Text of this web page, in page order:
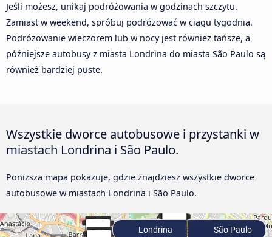
Jeśli możesz, unikaj podróżowania w godzinach szczytu.
Zamiast w weekend, spróbuj podróżować w ciągu tygodnia.
Podróżowanie wieczorem lub w nocy jest również tańsze, a
późniejsze autobusy z miasta Londrina do miasta São Paulo są
również bardziej puste.
Wszystkie dworce autobusowe i przystanki w
miastach Londrina i São Paulo.
Poniższa mapa pokazuje, gdzie znajdziesz wszystkie dworce
autobusowe w miastach Londrina i São Paulo.
Londrina São Paulo